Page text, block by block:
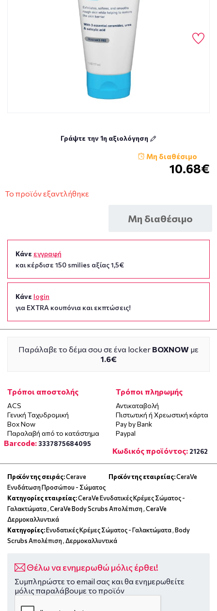
Γράψτε την 1η αξιολόγηση
Μη διαθέσιμο
10.68€
Το προϊόν εξαντλήθηκε
Μη διαθέσιμο
Κάνε εγγραφή
και κέρδισε 150 smilies αξίας 1,5€
Κάνε login
για EXTRA κουπόνια και εκπτώσεις!
Παράλαβε το δέμα σου σε ένα locker BOXNOW με
1.6€
Τρόποι αποστολής
ACS
Γενική Ταχυδρομική
Box Now
Παραλαβή από το κατάστημα
Τρόποι πληρωμής
Αντικαταβολή
Πιστωτική ή Χρεωστική κάρτα
Pay by Bank
Paypal
Barcode: 3337875684095
Κωδικός προϊόντος: 21262
Προϊόν της σειράς:Cerave
Ενυδάτωση Προσώπου - Σώματος
Προϊόν της εταιρείας:CeraVe
Κατηγορίες εταιρείας:CeraVe Ενυδατικές Κρέμες Σώματος -
Γαλακτώματα,CeraVe Body Scrubs Απολέπιση,CeraVe
Δερμοκαλλυντικά
Κατηγορίες:Ενυδατικές Κρέμες Σώματος - Γαλακτώματα,Body
Scrubs Απολέπιση,Δερμοκαλλυντικά
Θέλω να ενημερωθώ μόλις έρθει!
Συμπληρώστε το email σας και θα ενημερωθείτε
μόλις παραλάβουμε το προϊόν